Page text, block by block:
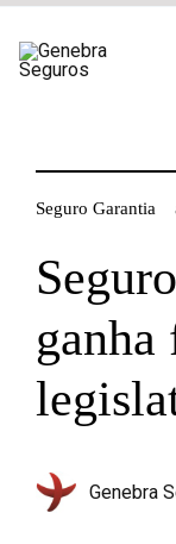
para
Seguro Garantia
ganha
Genebra